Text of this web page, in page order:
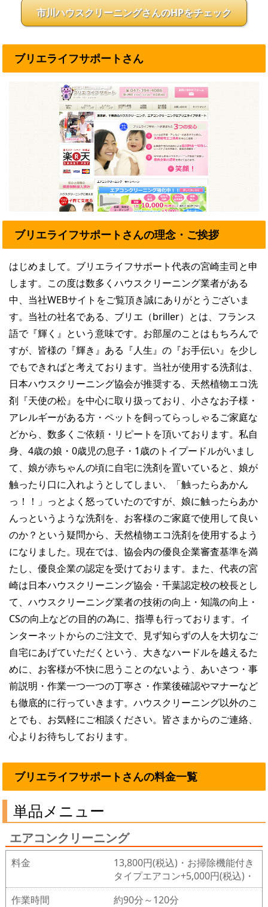
市川ハウスクリーニングさんのHPをチェック
ブリエライフサポートさん
ブリエライフサポートさんの理念・ご挨拶
はじめまして。ブリエライフサポート代表の宮崎圭司と申
します。この度は数多くハウスクリーニング業者がある
中、当社WEBサイトをご覧頂き誠にありがとうございま
す。当社の社名である、ブリエ（briller）とは、フランス
語で『輝く』という意味です。お部屋のことはもちろんで
すが、皆様の『輝き』ある『人生』の『お手伝い』を少し
でもできればと考えております。当社が使用する洗剤は、
日本ハウスクリーニング協会が推奨する、天然植物エコ洗
剤『天使の松』を中心に取り扱っており、小さなお子様・
アレルギーがある方・ペットを飼ってらっしゃるご家庭な
どから、数多くご依頼・リピートを頂いております。私自
身、4歳の娘・0歳児の息子・1歳のトイプードルがいまし
て、娘が赤ちゃんの頃に自宅に洗剤を置いていると、娘が
触ったり口に入れようとしてしまい、「触ったらあかん
っ！！」っとよく怒っていたのですが、娘に触ったらあか
んっというような洗剤を、お客様のご家庭で使用して良い
のか？という疑問から、天然植物エコ洗剤を使用するよう
になりました。現在では、協会内の優良企業審査基準を満
たし、優良企業の認定を受けております。また、代表の宮
崎は日本ハウスクリーニング協会・千葉認定校の校長とし
て、ハウスクリーニング業者の技術の向上・知識の向上・
CSの向上などの目的の為に、指導も行っております。イ
ンターネットからのご注文で、見ず知らずの人を大切なご
自宅にあげていただくという、大きなハードルを越えるた
めに、お客様が不快に思うことのないよう、あいさつ・事
前説明・作業一つ一つの丁寧さ・作業後確認やマナーなど
も徹底的に行っていきます。ハウスクリーニング以外のこ
とでも、お気軽にご相談ください。皆さまからのご連絡、
心よりお待ちしております。
ブリエライフサポートさんの料金一覧
単品メニュー
エアコンクリーニング
料金
13,800円(税込)・お掃除機能付き
タイプエアコン+5,000円(税込)・
作業時間
約90分～120分